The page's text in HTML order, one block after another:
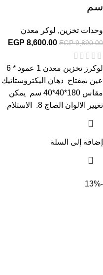
سم
وحدات تخزين, لوكر معدن
EGP9,890.00
EGP 8,600.00
لوكرز تخزبن معدن 1 عمود * 6
عين بمفتاح دهان اليكتروستاتيك
مقاس 180*40*40 سم يمكن
تغيير الالوان الصاج 8. الاستلام
إضافة إلى السلة
-13%